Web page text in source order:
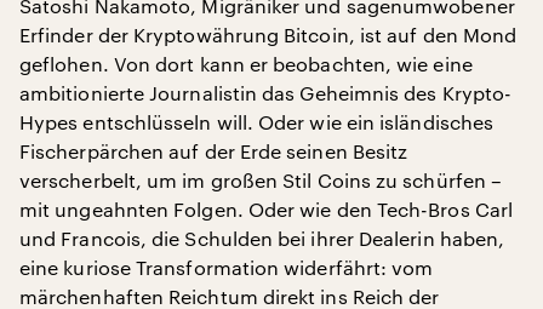
Satoshi Nakamoto, Migräniker und sagenumwobener
Erfinder der Kryptowährung Bitcoin, ist auf den Mond
geflohen. Von dort kann er beobachten, wie eine
ambitionierte Journalistin das Geheimnis des Krypto-
Hypes entschlüsseln will. Oder wie ein isländisches
Fischerpärchen auf der Erde seinen Besitz
verscherbelt, um im großen Stil Coins zu schürfen –
mit ungeahnten Folgen. Oder wie den Tech-Bros Carl
und Francois, die Schulden bei ihrer Dealerin haben,
eine kuriose Transformation widerfährt: vom
märchenhaften Reichtum direkt ins Reich der